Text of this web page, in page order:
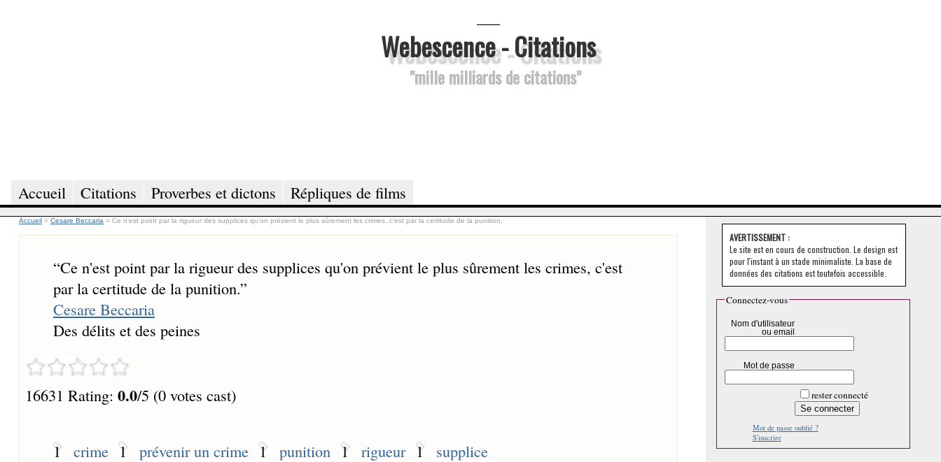
Webescence - Citations
"mille milliards de citations"
Accueil Citations Proverbes et dictons Répliques de films
Accueil > Cesare Beccaria > Ce n'est point par la rigueur des supplices qu'on prévient le plus sûrement les crimes, c'est par la certitude de la punition.
“Ce n'est point par la rigueur des supplices qu'on prévient le plus sûrement les crimes, c'est
par la certitude de la punition.”
Cesare Beccaria
Des délits et des peines
16631 Rating: 0.0/5 (0 votes cast)
1 crime 1 prévenir un crime 1 punition 1 rigueur 1 supplice
AVERTISSEMENT :
Le site est en cours de construction. Le design est
pour l'instant à un stade minimaliste. La base de
données des citations est toutefois accessible.
Connectez-vous
Nom d'utilisateur
ou email
Mot de passe
rester connecté
Mot de passe oublié ?
S'inscrire